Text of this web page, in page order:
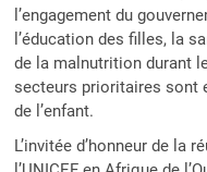
l’engagement du
l’éducation des filles, la
de la malnutrition durant
secteurs prioritaires sont
de l’enfant.
L’invitée d’honneur de la